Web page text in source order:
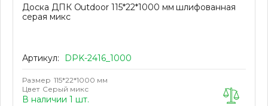
Доска ДПК Outdoor 115*22*1000 мм шлифованная
серая микс
Артикул: DPK-2416_1000
Размер 115*22*1000 мм
Цвет Серый микс
В наличии 1 шт.